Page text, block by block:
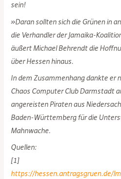
sein!
»Daran sollten sich die Grünen in
die Verhandler der Jamaika-
äußert Michael Behrendt die
über Hessen hinaus.
In dem Zusammenhang dankte er
Chaos Computer Club Darmstadt
angereisten Piraten aus
Baden-Württemberg für die
Mahnwache.
Quellen:
[1]
https://hessen.antragsgruen.de/